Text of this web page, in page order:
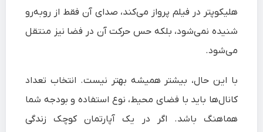
هلیکوپتر در فیلم پرواز می‌کند، صدای آن فقط از روبه‌رو
شنیده نمی‌شود، بلکه حس حرکت آن در فضا نیز منتقل
می‌شود.
با این حال، بیشتر همیشه بهتر نیست. انتخاب تعداد
کانال‌ها باید با فضای محیط، نوع استفاده و بودجه شما
هماهنگ باشد. اگر در یک آپارتمان کوچک زندگی